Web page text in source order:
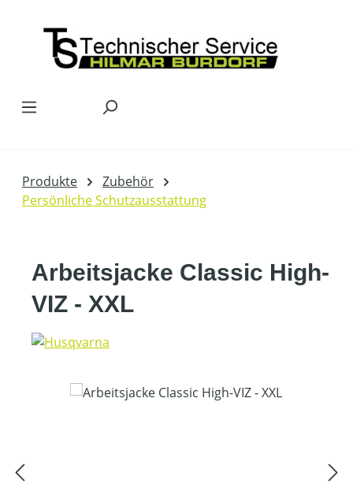
Produkte
Zubehör
Persönliche Schutzausstattung
Arbeitsjacke Classic High-
VIZ - XXL
Bildergalerie überspringen